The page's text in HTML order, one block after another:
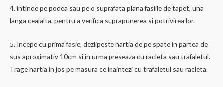
4. intinde pe podea sau pe o suprafata plana fasiile de tapet, una
langa cealalta, pentru a verifica suprapunerea si potrivirea lor.
5. Incepe cu prima fasie, dezlipeste hartia de pe spate in partea de
sus aproximativ 10cm si in urma preseaza cu racleta sau trafaletul.
Trage hartia in jos pe masura ce inaintezi cu trafaletul sau racleta.